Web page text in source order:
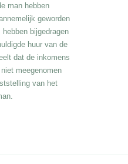
man hebben
geworden
bijgedragen
huur van de
dat de inkomens
meegenomen
van het